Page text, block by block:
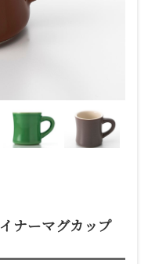
ナーマグカップ